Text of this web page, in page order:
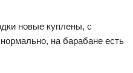
новые куплены, с
на барабане есть